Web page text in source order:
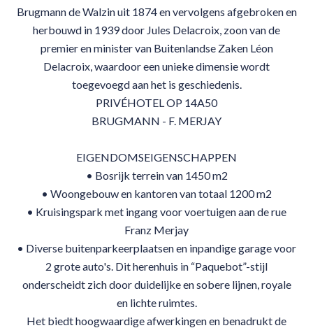
Brugmann de Walzin uit 1874 en vervolgens afgebroken en
herbouwd in 1939 door Jules Delacroix, zoon van de
premier en minister van Buitenlandse Zaken Léon
Delacroix, waardoor een unieke dimensie wordt
toegevoegd aan het is geschiedenis.
PRIVÉHOTEL OP 14A50
BRUGMANN - F. MERJAY
EIGENDOMSEIGENSCHAPPEN
• Bosrijk terrein van 1450 m2
• Woongebouw en kantoren van totaal 1200 m2
• Kruisingspark met ingang voor voertuigen aan de rue
Franz Merjay
• Diverse buitenparkeerplaatsen en inpandige garage voor
2 grote auto's. Dit herenhuis in “Paquebot”-stijl
onderscheidt zich door duidelijke en sobere lijnen, royale
en lichte ruimtes.
Het biedt hoogwaardige afwerkingen en benadrukt de